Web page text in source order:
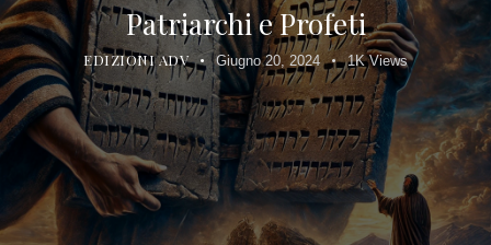
Patriarchi e Profeti
EDIZIONI ADV Giugno 20, 2024 1K Views